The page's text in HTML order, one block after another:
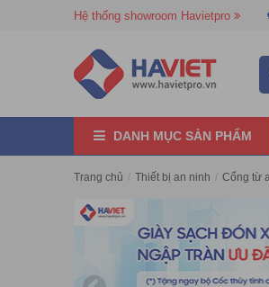
Hệ thống showroom Havietpro
DANH MỤC SẢN PHẨM
Trang chủ / Thiết bị an ninh / Cổng từ